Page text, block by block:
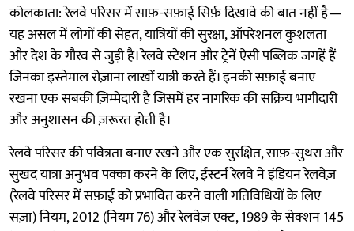
कोलकाता: रेलवे परिसर में साफ़-सफ़ाई सिर्फ़ दिखावे की बात नहीं है—
यह असल में लोगों की सेहत, यात्रियों की सुरक्षा, ऑपरेशनल कुशलता
और देश के गौरव से जुड़ी है। रेलवे स्टेशन और ट्रेनें ऐसी पब्लिक जगहें हैं
जिनका इस्तेमाल रोज़ाना लाखों यात्री करते हैं। इनकी सफ़ाई बनाए
रखना एक सबकी ज़िम्मेदारी है जिसमें हर नागरिक की सक्रिय भागीदारी
और अनुशासन की ज़रूरत होती है।
रेलवे परिसर की पवित्रता बनाए रखने और एक सुरक्षित, साफ़-सुथरा और
सुखद यात्रा अनुभव पक्का करने के लिए, ईस्टर्न रेलवे ने इंडियन रेलवेज़
(रेलवे परिसर में सफ़ाई को प्रभावित करने वाली गतिविधियों के लिए
सज़ा) नियम, 2012 (नियम 76) और रेलवेज़ एक्ट, 1989 के सेक्शन 145